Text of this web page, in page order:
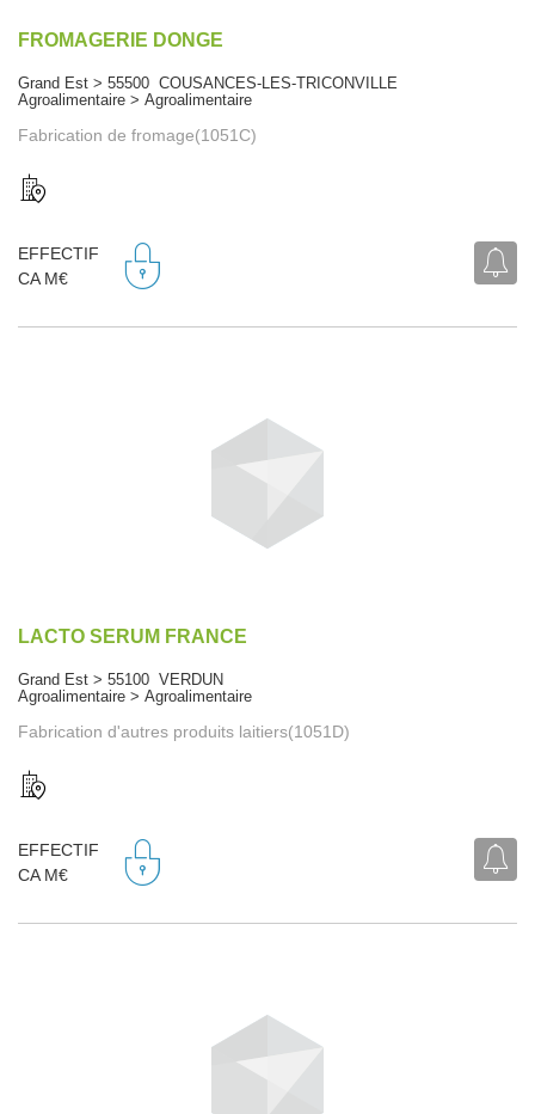
FROMAGERIE DONGE
Grand Est > 55500 COUSANCES-LES-TRICONVILLE
Agroalimentaire > Agroalimentaire
Fabrication de fromage(1051C)
EFFECTIF
CA M€
LACTO SERUM FRANCE
Grand Est > 55100 VERDUN
Agroalimentaire > Agroalimentaire
Fabrication d'autres produits laitiers(1051D)
EFFECTIF
CA M€